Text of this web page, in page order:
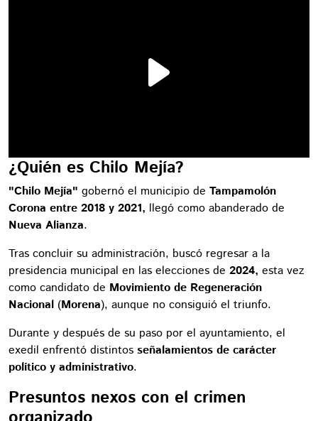
¿Quién es Chilo Mejía?
"Chilo Mejía" gobernó el municipio de Tampamolón
Corona entre 2018 y 2021, llegó como abanderado de
Nueva Alianza.
Tras concluir su administración, buscó regresar a la
presidencia municipal en las elecciones de 2024, esta vez
como candidato de Movimiento de Regeneración
Nacional (Morena), aunque no consiguió el triunfo.
Durante y después de su paso por el ayuntamiento, el
exedil enfrentó distintos señalamientos de carácter
político y administrativo.
Presuntos nexos con el crimen